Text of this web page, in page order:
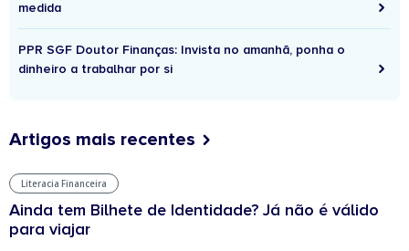
medida
PPR SGF Doutor Finanças: Invista no amanhã, ponha o
dinheiro a trabalhar por si
Artigos mais recentes
Literacia Financeira
Ainda tem Bilhete de Identidade? Já não é válido
para viajar